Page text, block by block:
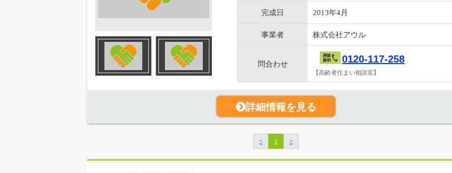
完成日 2013年4月
事業者 株式会社アウル
問合わせ 0120-117-258
【高齢者住まい相談室】
詳細情報を見る
< 1 >